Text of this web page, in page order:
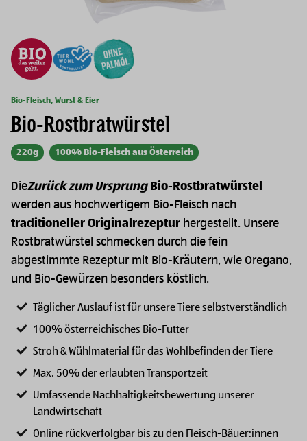
Bio-Fleisch, Wurst & Eier
Bio-Rostbratwürstel
220g 100% Bio-Fleisch aus Österreich
DieZurück zum UrsprungBio-Rostbratwürstel
werden aus hochwertigem Bio-Fleisch nach
traditioneller Originalrezeptur hergestellt. Unsere
Rostbratwürstel schmecken durch die fein
abgestimmte Rezeptur mit Bio-Kräutern, wie Oregano,
und Bio-Gewürzen besonders köstlich.
Täglicher Auslauf ist für unsere Tiere selbstverständlich
100% österreichisches Bio-Futter
Stroh & Wühlmaterial für das Wohlbefinden der Tiere
Max. 50% der erlaubten Transportzeit
Umfassende Nachhaltigkeitsbewertung unserer
Landwirtschaft
Online rückverfolgbar bis zu den Fleisch-Bäuer:innen